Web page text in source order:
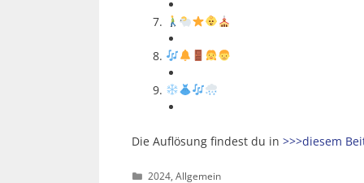
Die Auflösung findest du in >>>diesem
Kategorien
2024 ,Allgemein